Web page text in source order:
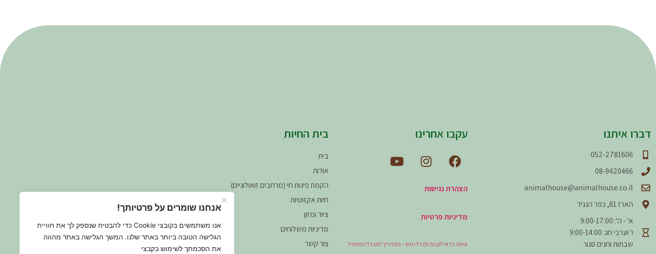
אנחנו שומרים על פרטיותך!
אנו משתמשים בקובצי Cookie כדי להבטיח שנספק לך את חוויית
הגלישה הטובה ביותר באתר שלנו. המשך הגלישה באתר מהווה
את הסכמתך לשימוש בקבצי
דברו איתנו
052-2781606
08-9420466
animalhouse@animalhouse.co.il
הארז 81, כפר הנגיד
א' - ה': 9:00-17:00
ו' וערבי חג: 9:00-14:00
שבתות וחגים סגור
עקבו אחרינו
הצהרת נגישות
מדיניות פרטיות
איפה כדאי לקנות ולגדל נחש – המדריך למגדל המתחיל
בית החיות
בית
אודות
הקמת פינות חי (מרחבים זואולוגיים)
חיות אקזוטיות
ציוד ומזון
מדיניות משלוחים
צור קשר